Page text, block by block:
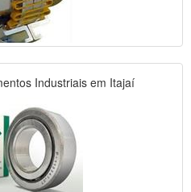
Industriais em Itajaí